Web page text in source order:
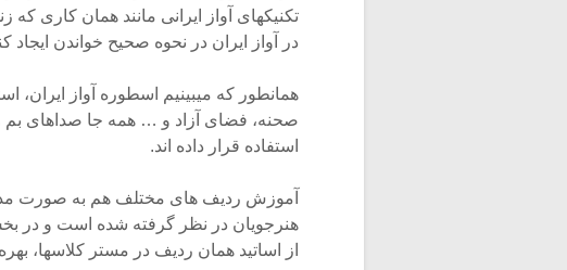
تکنیکهای آواز ایرانی مانند همان کاری که
در آواز ایران در نحوه صحیح خواندن ایجاد
همانطور که میبینیم اسطوره آواز ایران،
صحنه، فضای آزاد و … همه جا صداهای بم
استفاده قرار داده اند.
آموزش ردیف های مختلف هم به صورت
هنرجویان در نظر گرفته شده است و در
از اساتید همان ردیف در مستر کلاسها،